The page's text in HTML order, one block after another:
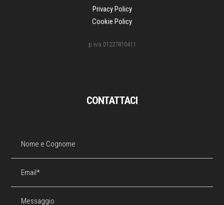
CONTATTACI
Privacy Policy
Cookie Policy
p.iva 01227810411